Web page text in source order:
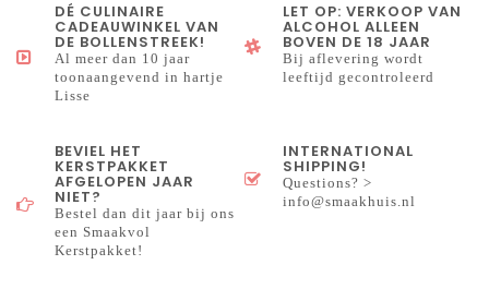
DÉ CULINAIRE
CADEAUWINKEL VAN
DE BOLLENSTREEK!
Al meer dan 10 jaar
toonaangevend in hartje
Lisse
LET OP: VERKOOP VAN
ALCOHOL ALLEEN
BOVEN DE 18 JAAR
Bij aflevering wordt
leeftijd gecontroleerd
BEVIEL HET
KERSTPAKKET
AFGELOPEN JAAR
NIET?
Bestel dan dit jaar bij ons
een Smaakvol
Kerstpakket!
INTERNATIONAL
SHIPPING!
Questions? >
info@smaakhuis.nl